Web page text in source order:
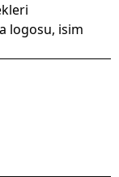
logosu, isim